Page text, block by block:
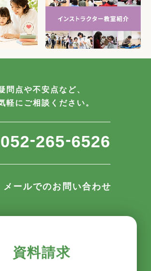
問点や不安点など、
軽にご相談ください。
052-265-6526
メールでのお問い合わせ
資料請求